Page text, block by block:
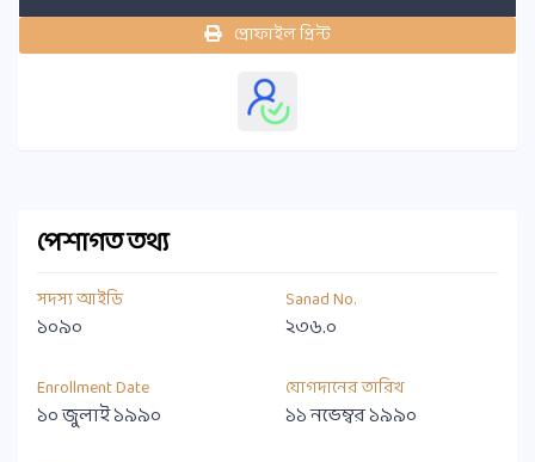
প্রোফাইল প্রিন্ট
পেশাগত তথ্য
সদস্য আইডি
১০৯০
Sanad No.
২৩৬.০
Enrollment Date
১০ জুলাই ১৯৯০
যোগদানের তারিখ
১১ নভেম্বর ১৯৯০